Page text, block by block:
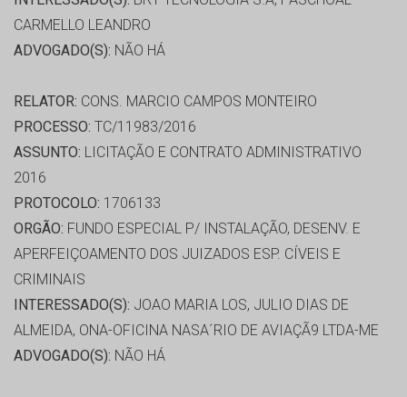
CARMELLO LEANDRO
ADVOGADO(S): NÃO HÁ
RELATOR: CONS. MARCIO CAMPOS MONTEIRO
PROCESSO: TC/11983/2016
ASSUNTO: LICITAÇÃO E CONTRATO ADMINISTRATIVO
2016
PROTOCOLO: 1706133
ORGÃO: FUNDO ESPECIAL P/ INSTALAÇÃO, DESENV. E
APERFEIÇOAMENTO DOS JUIZADOS ESP. CÍVEIS E
CRIMINAIS
INTERESSADO(S): JOAO MARIA LOS, JULIO DIAS DE
ALMEIDA, ONA-OFICINA NASA´RIO DE AVIAÇÃ9 LTDA-ME
ADVOGADO(S): NÃO HÁ